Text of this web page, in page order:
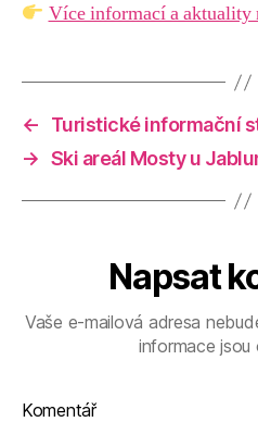
Více informací a aktuality
←
Turistické informační
→ Ski areál Mosty u
Napsat
Vaše e-mailová adresa
informace
Komentář